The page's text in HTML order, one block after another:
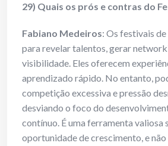
29) Quais os prós e contras do
Fabiano Medeiros: Os festivais
para revelar talentos, gerar
visibilidade. Eles oferecem
aprendizado rápido. No entanto,
competição excessiva e pressão
desviando o foco do
contínuo. É uma ferramenta valiosa
oportunidade de crescimento, e não